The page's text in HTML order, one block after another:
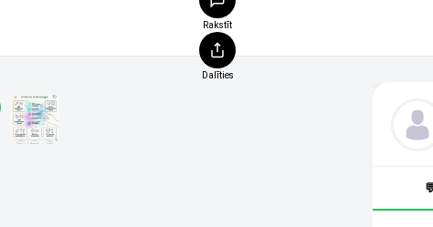
Rakstīt
Dalīties